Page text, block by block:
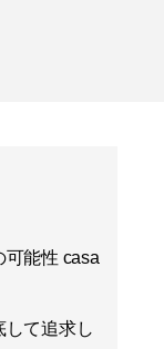
能性 casa
して追求し